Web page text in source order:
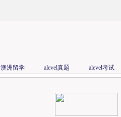
澳洲留学 alevel真题 alevel考试